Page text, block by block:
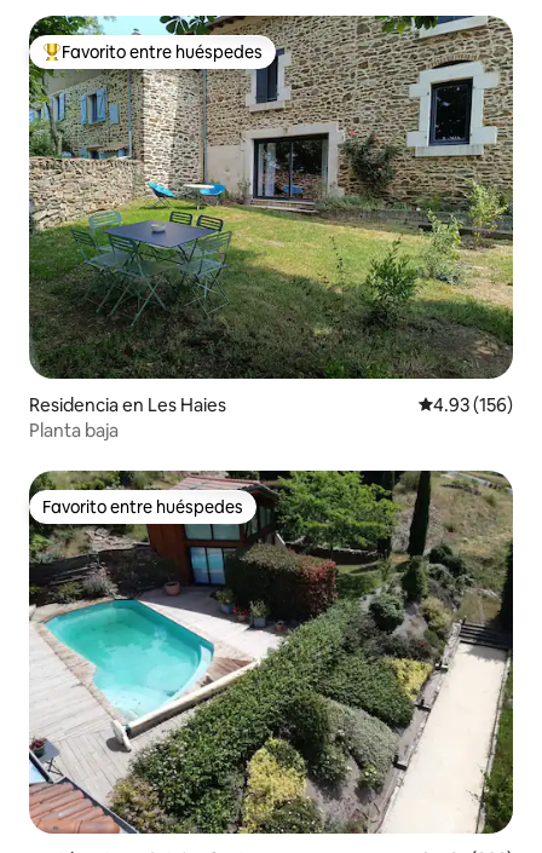
De los mejores en Favorito entre huéspedes
Favorito entre huéspedes
Residencia en Les Haies Calificación
4.93 (156)
Planta baja
Favorito entre huéspedes
Favorito entre huéspedes